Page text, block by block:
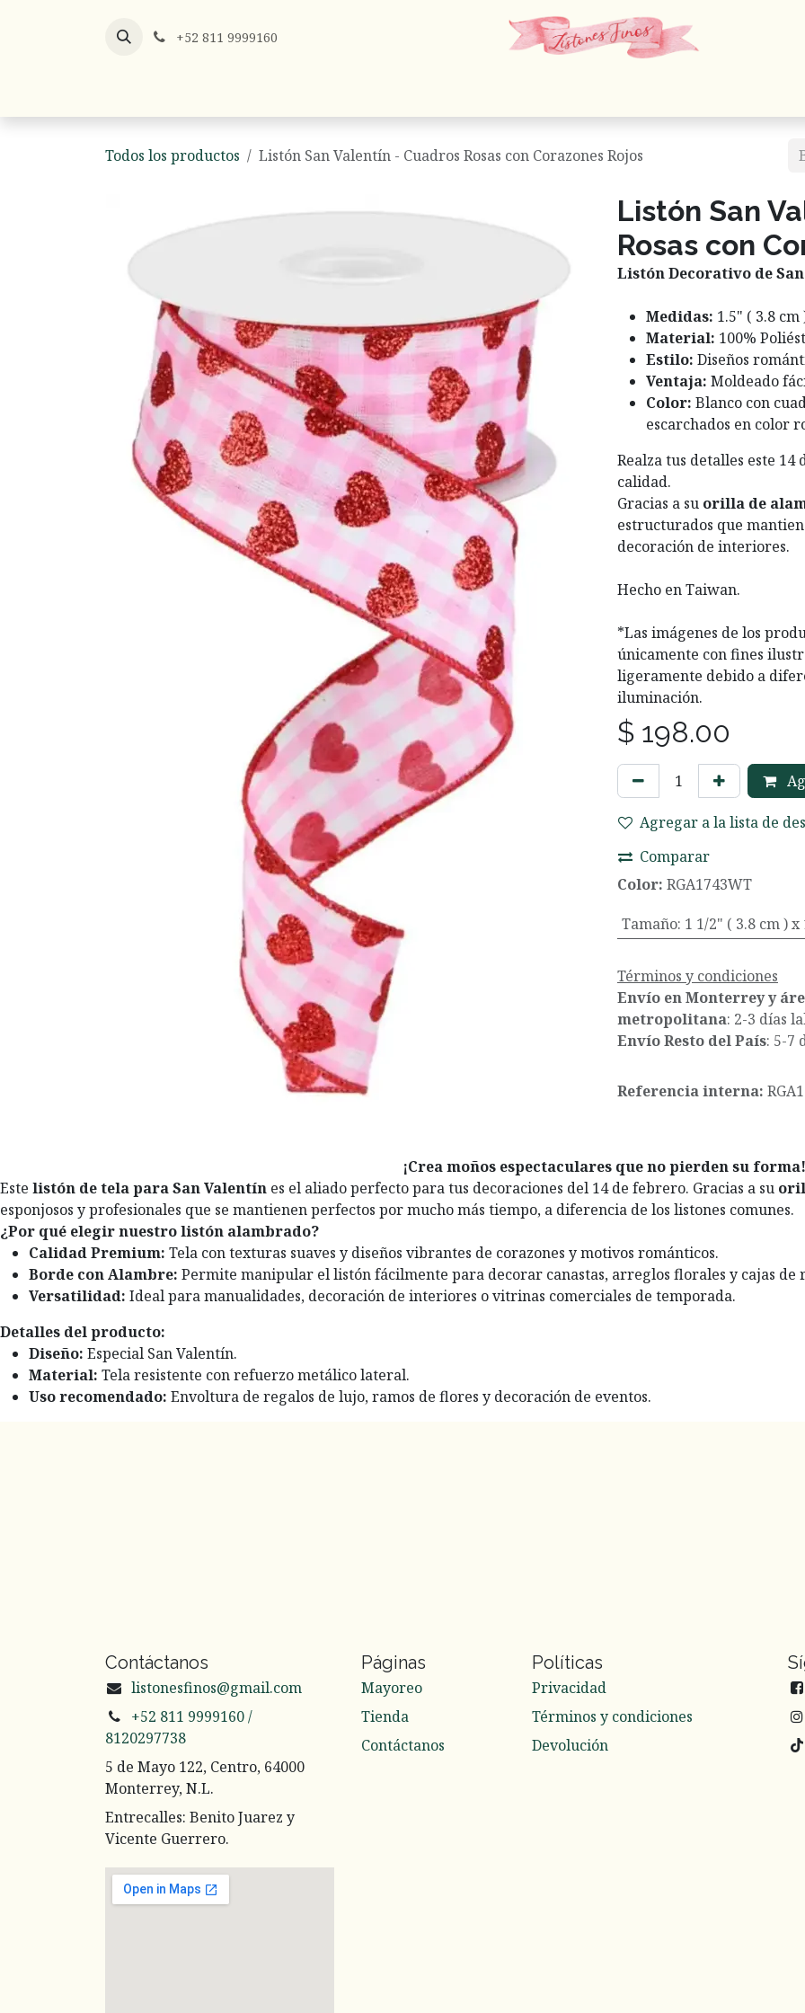
+52 811 9999160
Todos los productos Listón San Valentín - Cuadros Rosas con Corazones Rojos
Listón San
Rosas con
Listón Decorativo de
Medidas: 1.5" ( 3.8
Material: 100%
Estilo: Diseños
Ventaja: Moldeado
Color: Blanco con
escarchados en color
Realza tus detalles este
calidad.
Gracias a su orilla de
estructurados que
decoración de interiores.
Hecho en Taiwan.
*Las imágenes de los
únicamente con fines
ligeramente debido a
iluminación.
$ 198.00
Agregar a la lista de
Comparar
Color: RGA1743WT
Tamaño: 1 1/2" ( 3.8 cm )
Términos y condiciones
Envío en Monterrey y
metropolitana: 2-3 días
Envío Resto del País: 5-7
Referencia interna:
¡Crea moños espectaculares que no pierden su forma!
Este listón de tela para San Valentín es el aliado perfecto para tus decoraciones del 14 de febrero. Gracias a su
esponjosos y profesionales que se mantienen perfectos por mucho más tiempo, a diferencia de los listones comunes.
¿Por qué elegir nuestro listón alambrado?
Calidad Premium: Tela con texturas suaves y diseños vibrantes de corazones y motivos románticos.
Borde con Alambre: Permite manipular el listón fácilmente para decorar canastas, arreglos florales y cajas de
Versatilidad: Ideal para manualidades, decoración de interiores o vitrinas comerciales de temporada.
Detalles del producto:
Diseño: Especial San Valentín.
Material: Tela resistente con refuerzo metálico lateral.
Uso recomendado: Envoltura de regalos de lujo, ramos de flores y decoración de eventos.
Contáctanos
listonesfinos@gmail.com
+52 811 9999160 /
8120297738
5 de Mayo 122, Centro, 64000
Monterrey, N.L.
Entrecalles: Benito Juarez y
Vicente Guerrero.
Páginas
Mayoreo
Tienda
Contáctanos
Políticas
Privacidad
Términos y condiciones
Devolución